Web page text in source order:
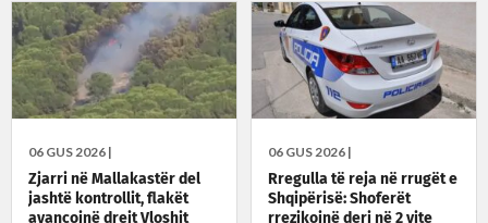
06 GUS 2026 |
Zjarri në Mallakastër del
jashtë kontrollit, flakët
avancojnë drejt Vloshit
06 GUS 2026 |
Rregulla të reja në rrugët e
Shqipërisë: Shoferët
rrezikojnë deri në 2 vite